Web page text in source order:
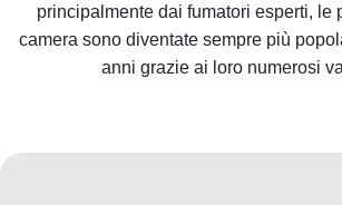
principalmente dai fumatori esperti, le
camera sono diventate sempre più
anni grazie ai loro numerosi